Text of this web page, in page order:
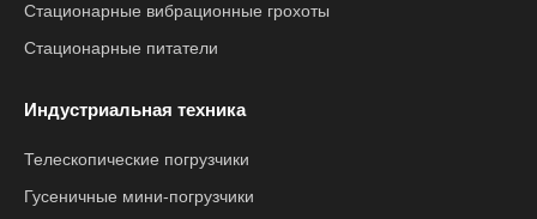
Стационарные вибрационные грохоты
Стационарные питатели
Индустриальная техника
Телескопические погрузчики
Гусеничные мини-погрузчики